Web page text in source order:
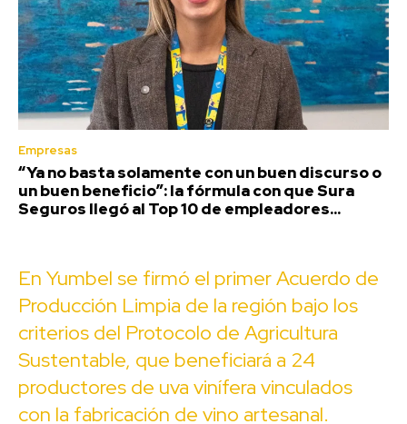
Empresas
“Ya no basta solamente con un buen discurso o
un buen beneficio”: la fórmula con que Sura
Seguros llegó al Top 10 de empleadores...
En Yumbel se firmó el primer Acuerdo de
Producción Limpia de la región bajo los
criterios del Protocolo de Agricultura
Sustentable, que beneficiará a 24
productores de uva vinífera vinculados
con la fabricación de vino artesanal.